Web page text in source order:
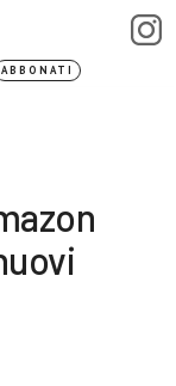
ABBONATI